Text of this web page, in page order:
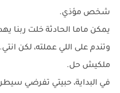
شخص مؤذي.
يمكن ماما الحادثة خلت ربنا
وتندم على اللي عملته، لكن
ملكيش حل.
في البداية، حبيتي تفرضي